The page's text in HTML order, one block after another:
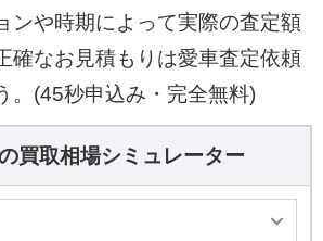
ンや時期によって実際の査定額
確なお見積もりは愛車査定依頼
。(45秒申込み・完全無料)
買取相場シミュレーター